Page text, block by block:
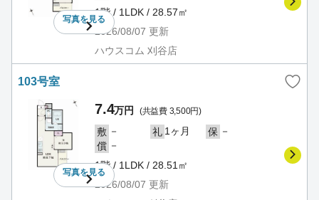
写真を見る
1階 / 1LDK / 28.57㎡
2026/08/07 更新
ハウスコム 刈谷店
103号室
写真を見る
7.4万円 (共益費 3,500円)
敷 － 礼 1ヶ月 保 －
償 －
1階 / 1LDK / 28.51㎡
2026/08/07 更新